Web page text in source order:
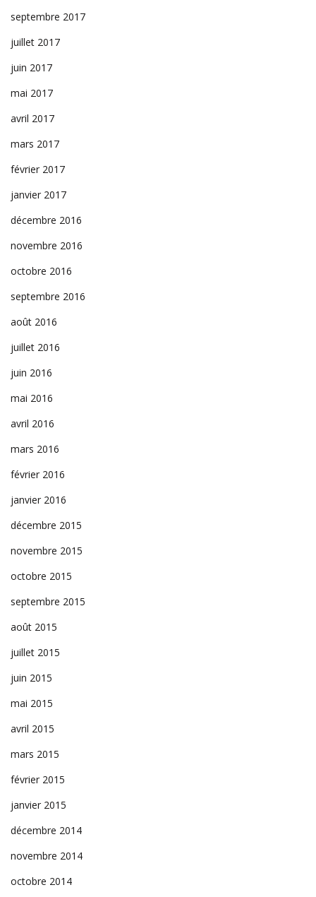
septembre 2017
juillet 2017
juin 2017
mai 2017
avril 2017
mars 2017
février 2017
janvier 2017
décembre 2016
novembre 2016
octobre 2016
septembre 2016
août 2016
juillet 2016
juin 2016
mai 2016
avril 2016
mars 2016
février 2016
janvier 2016
décembre 2015
novembre 2015
octobre 2015
septembre 2015
août 2015
juillet 2015
juin 2015
mai 2015
avril 2015
mars 2015
février 2015
janvier 2015
décembre 2014
novembre 2014
octobre 2014